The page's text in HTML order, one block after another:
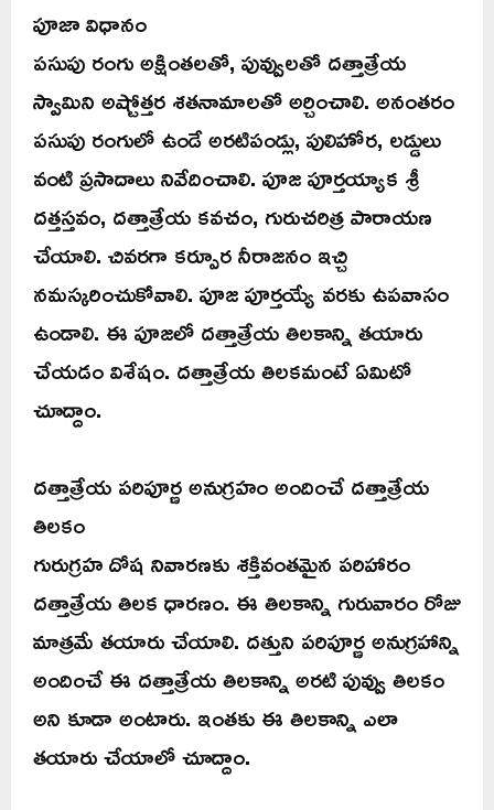
పూజా విధానం
పసుపు రంగు అక్షింతలతో, పువ్వులతో దత్తాత్రేయ
స్వామిని అష్టోత్తర శతనామాలతో అర్చించాలి. అనంతరం
పసుపు రంగులో ఉండే అరటిపండ్లు, పులిహోర, లడ్డులు
వంటి ప్రసాదాలు నివేదించాలి. పూజ పూర్తయ్యాక శ్రీ
దత్తస్తవం, దత్తాత్రేయ కవచం, గురుచరిత్ర పారాయణ
చేయాలి. చివరగా కర్పూర నీరాజనం ఇచ్చి
నమస్కరించుకోవాలి. పూజ పూర్తయ్యే వరకు ఉపవాసం
ఉండాలి. ఈ పూజలో దత్తాత్రేయ తిలకాన్ని తయారు
చేయడం విశేషం. దత్తాత్రేయ తిలకమంటే ఏమిటో
చూద్దాం.
దత్తాత్రేయ పరిపూర్ణ అనుగ్రహం అందించే దత్తాత్రేయ
తిలకం
గురుగ్రహ దోష నివారణకు శక్తివంతమైన పరిహారం
దత్తాత్రేయ తిలక ధారణం. ఈ తిలకాన్ని గురువారం రోజు
మాత్రమే తయారు చేయాలి. దత్తుని పరిపూర్ణ అనుగ్రహాన్ని
అందించే ఈ దత్తాత్రేయ తిలకాన్ని అరటి పువ్వు తిలకం
అని కూడా అంటారు. ఇంతకు ఈ తిలకాన్ని ఎలా
తయారు చేయాలో చూద్దాం.